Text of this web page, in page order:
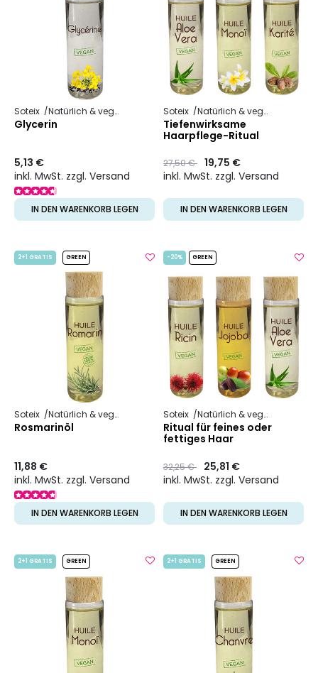
Soteix Natürlich & vegan
Glycerin
5,13 €
inkl. MwSt. zzgl. Versand
IN DEN WARENKORB LEGEN
Soteix Natürlich & vegan
Tiefenwirksame
Haarpflege-Ritual
Preis
27,50 €to19,75 €
inkl. MwSt. zzgl. Versand
IN DEN WARENKORB LEGEN
2+1 GRATIS GREEN
Soteix Natürlich & vegan Pflanzliches Öl
Rosmarinöl
11,88 €
inkl. MwSt. zzgl. Versand
IN DEN WARENKORB LEGEN
-20% GREEN
Soteix Natürlich & vegan
Ritual für feines oder
fettiges Haar
Preis
32,25 €to 25,81 €
inkl. MwSt. zzgl. Versand
IN DEN WARENKORB LEGEN
2+1 GRATIS GREEN 2+1 GRATIS GREEN